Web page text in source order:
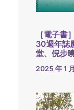
［電子書
30週年誌
堂、倪步
2025 年 1